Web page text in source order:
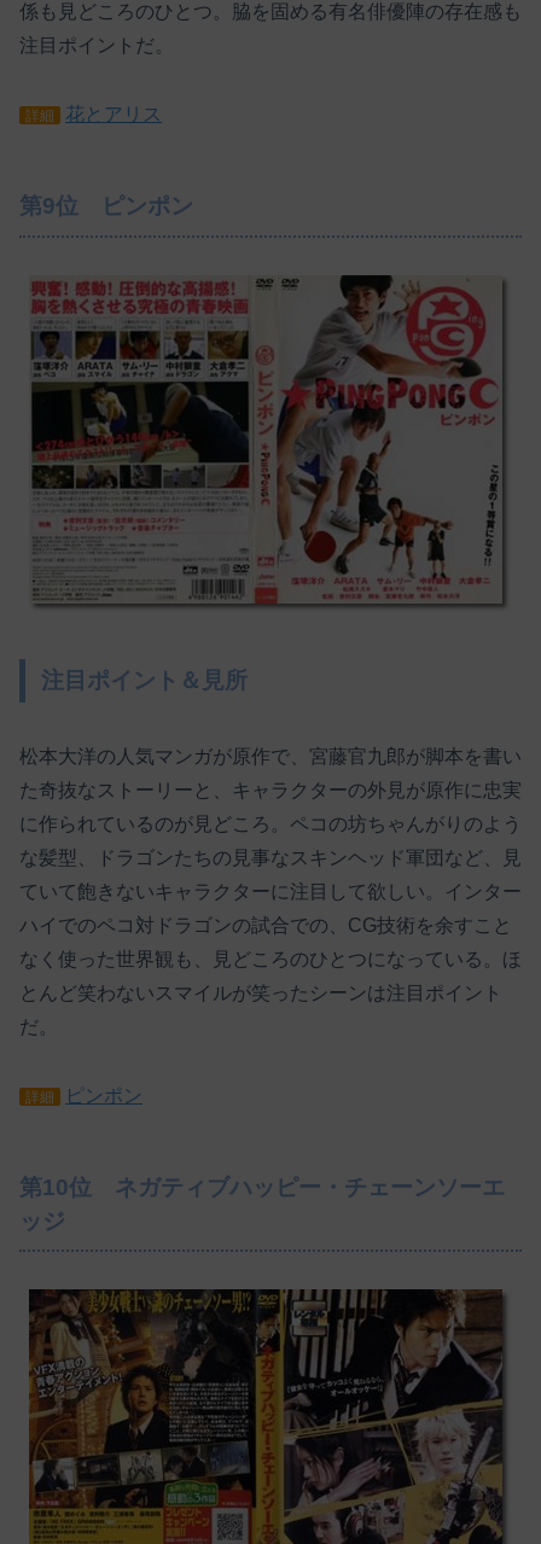
係も見どころのひとつ。脇を固める有名俳優陣の存在感も
注目ポイントだ。
詳細 花とアリス
第9位 ピンポン
注目ポイント＆見所
松本大洋の人気マンガが原作で、宮藤官九郎が脚本を書い
た奇抜なストーリーと、キャラクターの外見が原作に忠実
に作られているのが見どころ。ペコの坊ちゃんがりのよう
な髪型、ドラゴンたちの見事なスキンヘッド軍団など、見
ていて飽きないキャラクターに注目して欲しい。インター
ハイでのペコ対ドラゴンの試合での、CG技術を余すこと
なく使った世界観も、見どころのひとつになっている。ほ
とんど笑わないスマイルが笑ったシーンは注目ポイント
だ。
詳細 ピンポン
第10位 ネガティブハッピー・チェーンソーエ
ッジ